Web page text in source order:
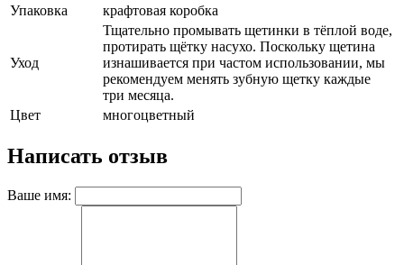
Упаковка
крафтовая коробка
Уход
Тщательно промывать щетинки в тёплой воде,
протирать щётку насухо. Поскольку щетина
изнашивается при частом использовании, мы
рекомендуем менять зубную щетку каждые
три месяца.
Цвет
многоцветный
Написать отзыв
Ваше имя: